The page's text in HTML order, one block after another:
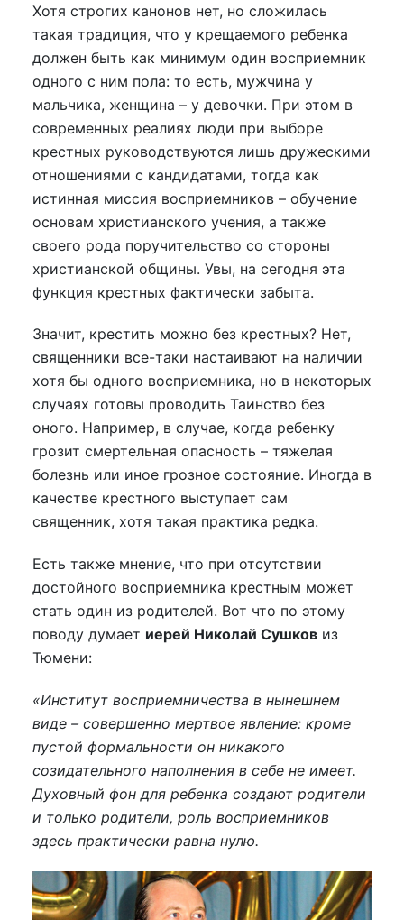
Хотя строгих канонов нет, но сложилась
такая традиция, что у крещаемого ребенка
должен быть как минимум один восприемник
одного с ним пола: то есть, мужчина у
мальчика, женщина – у девочки. При этом в
современных реалиях люди при выборе
крестных руководствуются лишь дружескими
отношениями с кандидатами, тогда как
истинная миссия восприемников – обучение
основам христианского учения, а также
своего рода поручительство со стороны
христианской общины. Увы, на сегодня эта
функция крестных фактически забыта.
Значит, крестить можно без крестных? Нет,
священники все-таки настаивают на наличии
хотя бы одного восприемника, но в некоторых
случаях готовы проводить Таинство без
оного. Например, в случае, когда ребенку
грозит смертельная опасность – тяжелая
болезнь или иное грозное состояние. Иногда в
качестве крестного выступает сам
священник, хотя такая практика редка.
Есть также мнение, что при отсутствии
достойного восприемника крестным может
стать один из родителей. Вот что по этому
поводу думает иерей Николай Сушков из
Тюмени:
«Институт восприемничества в нынешнем
виде – совершенно мертвое явление: кроме
пустой формальности он никакого
созидательного наполнения в себе не имеет.
Духовный фон для ребенка создают родители
и только родители, роль восприемников
здесь практически равна нулю.